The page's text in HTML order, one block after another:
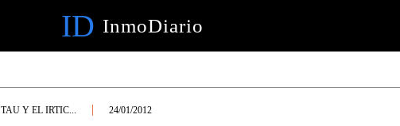
ID InmoDiario
TAU Y EL IRTIC... 24/01/2012